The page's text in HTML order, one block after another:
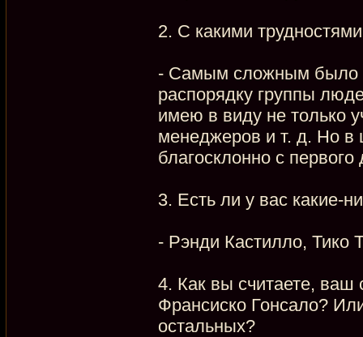
2. С какими
- Самым сложным было
распорядку группы
имею в виду не только
менеджеров и т. д. Но в
благосклонно с первого
3. Есть ли у вас какие-
- Рэнди Кастилло, Тико
4. Как вы считаете, ваш
Франсиско Гонсало?
остальных?